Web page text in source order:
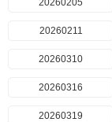
20260211
20260310
20260316
20260319